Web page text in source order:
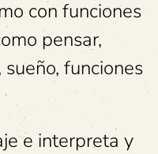
con funciones
pensar,
funciones
e interpreta y